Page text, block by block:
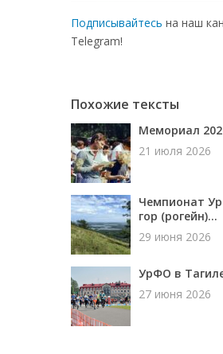
Подписывайтесь на наш
Telegram!
Похожие тексты
Мемориал
21 июля 2026
Чемпионат
гор (рогейн)...
29 июня 2026
УрФО в
27 июня 2026